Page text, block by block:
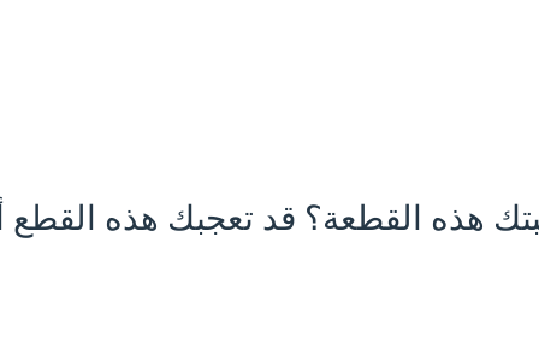
هذه القطعة؟ قد تعجبك هذه القطع